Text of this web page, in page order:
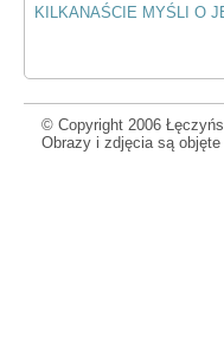
KILKANAŚCIE MYŚLI O
© Copyright 2006
Obrazy i zdjęcia są